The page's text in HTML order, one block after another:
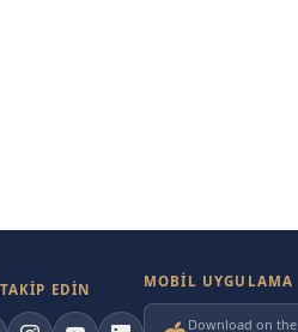
EDİN MOBIL UYGULAMA
Download on the